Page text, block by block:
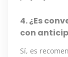
4. ¿Es
con
Sí, es